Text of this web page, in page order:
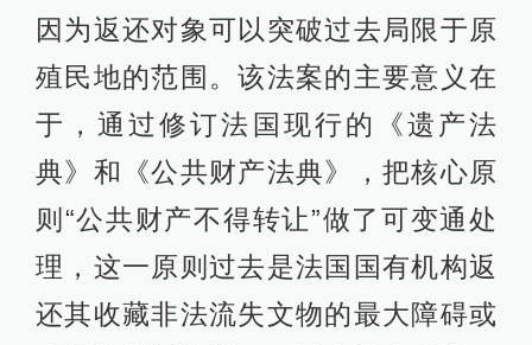
因为返还对象可以突破过去局限于原
殖民地的范围。该法案的主要意义在
于，通过修订法国现行的《遗产法
典》和《公共财产法典》，把核心原
则“公共财产不得转让”做了可变通处
理，这一原则过去是法国国有机构返
还其收藏非法流失文物的最大障碍或